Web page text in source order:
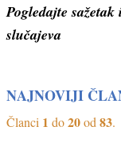
Pogledajte
slučajeva
NAJNOVIJI
Članci 1 do20od83.